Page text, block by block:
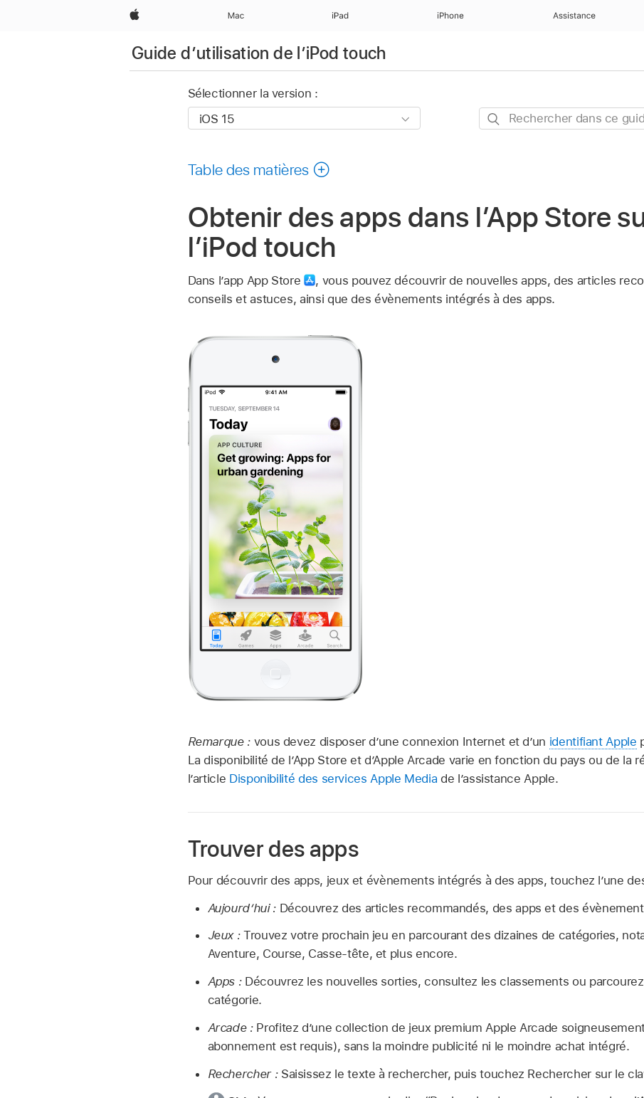
Apple Mac iPad iPhone Assistance
Guide d’utilisation de l’iPod touch
Sélectionner la version :
Rechercher
Table des matières
Obtenir des apps dans l’App Store
l’iPod touch
Dans l’app App Store , vous pouvez découvrir de nouvelles apps, des articles
conseils et astuces, ainsi que des évènements intégrés à des apps.
Remarque : vous devez disposer d’une connexion Internet et d’un identifiant Apple
La disponibilité de l’App Store et d’Apple Arcade varie en fonction du pays ou de la
l’article Disponibilité des services Apple Media de l’assistance Apple.
Trouver des apps
Pour découvrir des apps, jeux et évènements intégrés à des apps, touchez l’une
Aujourd’hui :Découvrez des articles recommandés, des apps et des
Jeux :Trouvez votre prochain jeu en parcourant des dizaines de catégories,
Aventure, Course, Casse-tête, et plus encore.
Apps :Découvrez les nouvelles sorties, consultez les classements ou
catégorie.
Arcade :Profitez d’une collection de jeux premium Apple Arcade
abonnement est requis), sans la moindre publicité ni le moindre achat intégré.
Rechercher :Saisissez le texte à rechercher, puis touchez Rechercher sur le